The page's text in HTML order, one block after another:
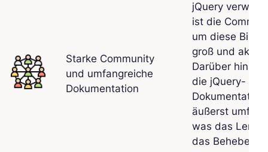
Starke Community
und umfangreiche
Dokumentation
jQuery
ist die
um diese
groß und aktiv.
Darüber
die jQuery-
Dokumentation
äußerst
was das
das Beheben